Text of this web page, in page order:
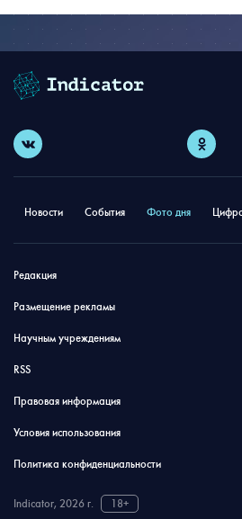
Новости События Фото дня
Редакция
Размещение рекламы
Научным учреждениям
RSS
Правовая информация
Условия использования
Политика конфиденциальности
Indicator, 2026 г. 18+